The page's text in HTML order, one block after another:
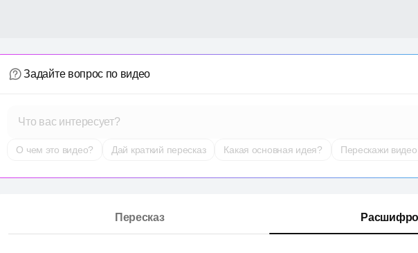
Задайте вопрос по видео
Что вас интересует?
О чем это видео? Дай краткий пересказ Какая основная идея? Перескажи видео
Пересказ